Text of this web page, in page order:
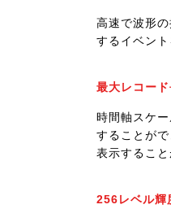
高速で波形
するイベント
最大レコー
時間軸スケ
することが
表示すること
256レベル輝